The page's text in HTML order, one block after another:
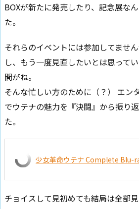
BOXが新たに発売したり、記念展な
た。
それらのイベントには参加してませ
し、もう一度見直したいとは思って
間がね。
そんな忙しい方のために（？） エン
でウテナの魅力を『決闘』から振り
た。
少女革命ウテナ Complete Blu-
チョイスして見初めても結局は全部